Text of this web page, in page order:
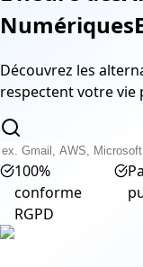
Numériques
Découvrez les
respectent votre vie
100%
conforme
RGPD